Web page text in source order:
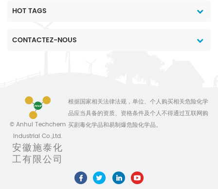
HOT TAGS
CONTACTEZ-NOUS
© Anhui Techchem
Industrial Co.,Ltd.
安徽施泰化
工有限公司
根据国家相关法律法规，单位、个人购买相关危险化学
品应当具备的资质、资格条件及个人不得通过互联网购
买剧毒化学品和易制爆危险化学品。